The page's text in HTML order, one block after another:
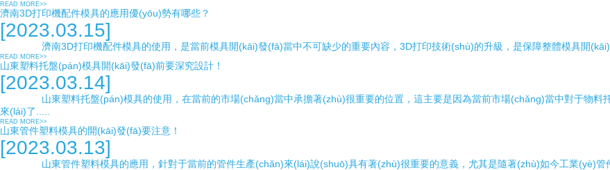
READ MORE>>
濟南3D打印機配件模具的應用優(yōu)勢有哪些？
[2023.03.15]
濟南3D打印機配件模具的使用，是當前模具開(kāi)發(fā)當中不可缺少的重要內容，3D打印技術(shù)的升級，是保障整體模具開
READ MORE>>
山東塑料托盤(pán)模具開(kāi)發(fā)前要深究設計！
[2023.03.14]
山東塑料托盤(pán)模具的使用，在當前的市場(chǎng)當中承擔著(zhù)很重要的位置，這主要是因為當前市場(chǎng)當中對于物料
來(lái)了.....
READ MORE>>
山東管件塑料模具的開(kāi)發(fā)要注意！
[2023.03.13]
山東管件塑料模具的應用，針對于當前的管件生產(chǎn)來(lái)說(shuō)具有著(zhù)很重要的意義，尤其是隨著(zhù)如今工業(yè)管件的